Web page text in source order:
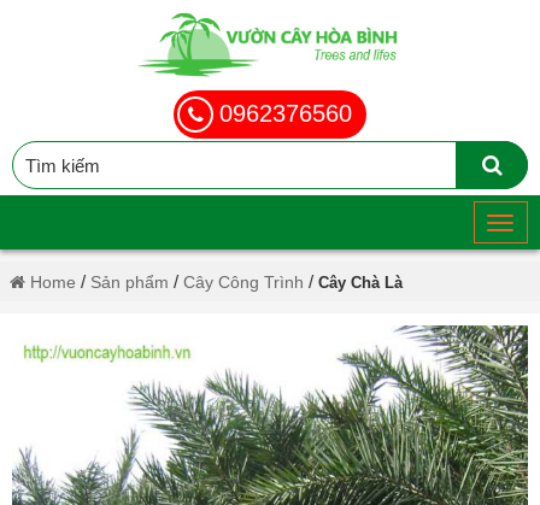
0962376560
Home / Sản phẩm / Cây Công Trình / Cây Chà Là